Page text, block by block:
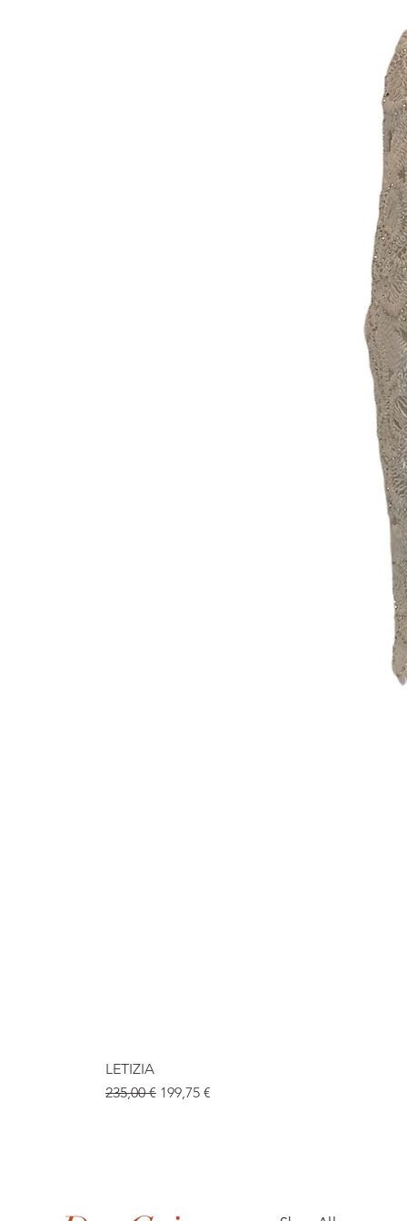
LETIZIA
Prix original
235,00 € Prix promotionnel
199,75 €